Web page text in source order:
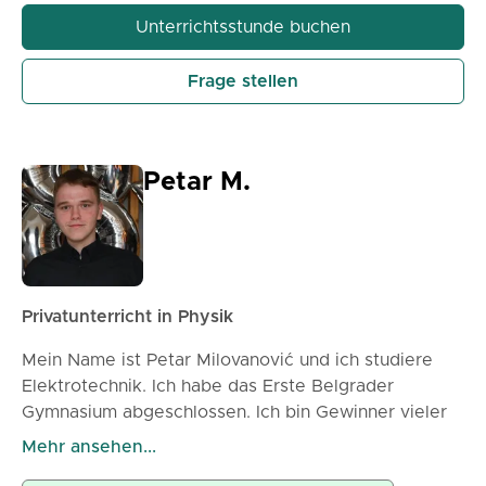
Unterrichtsstunde buchen
Frage stellen
Petar M.
Privatunterricht in Physik
Mein Name ist Petar Milovanović und ich studiere
Elektrotechnik. Ich habe das Erste Belgrader
Gymnasium abgeschlossen. Ich bin Gewinner vieler
nationaler Physikwettbewerbe und habe auch an der
Mehr ansehen...